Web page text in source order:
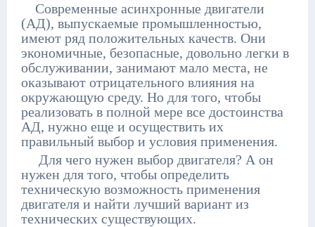
Современные асинхронные двигатели
(АД), выпускаемые промышленностью,
имеют ряд положительных качеств. Они
экономичные, безопасные, довольно легки в
обслуживании, занимают мало места, не
оказывают отрицательного влияния на
окружающую среду. Но для того, чтобы
реализовать в полной мере все достоинства
АД, нужно еще и осуществить их
правильный выбор и условия применения.
Для чего нужен выбор двигателя? А он
нужен для того, чтобы определить
техническую возможность применения
двигателя и найти лучший вариант из
технических существующих.